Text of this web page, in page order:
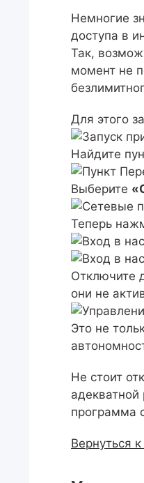
Немногие
доступа в
Так,
момент не
Для этого
Найдите
Выберите
Теперь
Отключите
они не
Это не
Не стоит
программа
Вернуться